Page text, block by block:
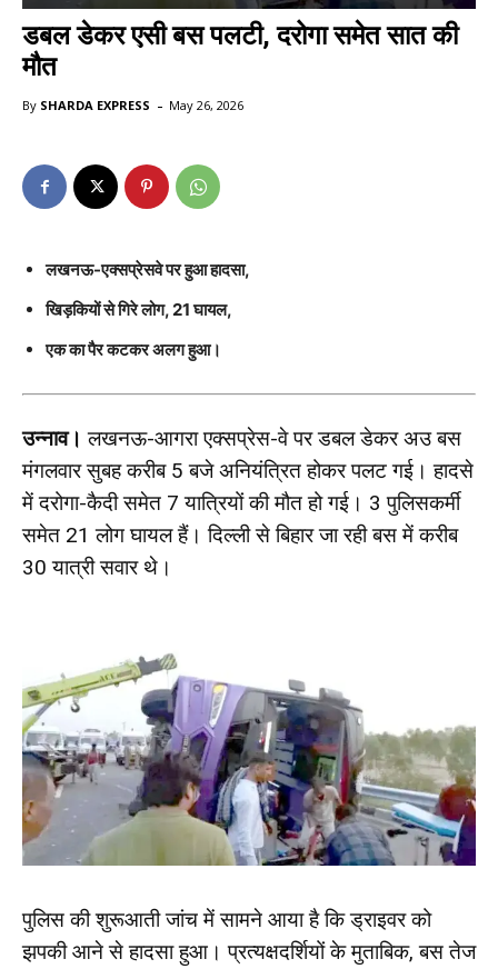
डबल डेकर एसी बस पलटी, दरोगा समेत सात की
मौत
By SHARDA EXPRESS - May 26, 2026
लखनऊ-एक्सप्रेसवे पर हुआ हादसा,
खिड़कियों से गिरे लोग, 21 घायल,
एक का पैर कटकर अलग हुआ।
उन्नाव। लखनऊ-आगरा एक्सप्रेस-वे पर डबल डेकर अउ बस
मंगलवार सुबह करीब 5 बजे अनियंत्रित होकर पलट गई। हादसे
में दरोगा-कैदी समेत 7 यात्रियों की मौत हो गई। 3 पुलिसकर्मी
समेत 21 लोग घायल हैं। दिल्ली से बिहार जा रही बस में करीब
30 यात्री सवार थे।
पुलिस की शुरूआती जांच में सामने आया है कि ड्राइवर को
झपकी आने से हादसा हुआ। प्रत्यक्षदर्शियों के मुताबिक, बस तेज